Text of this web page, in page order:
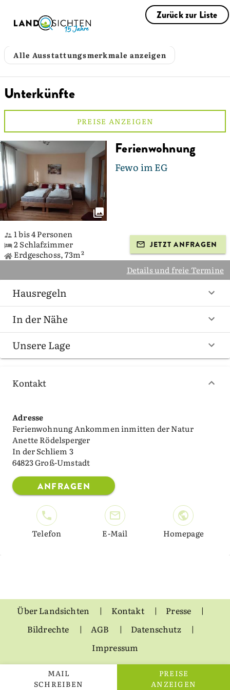
Zurück zur Liste
MAIL
SCHREIBEN
PREISE
ANZEIGEN
Alle Ausstattungsmerkmale anzeigen
Unterkünfte
PREISE ANZEIGEN
Ferienwohnung
Fewo im EG
1 bis 4 Personen
2 Schlafzimmer
Erdgeschoss, 73m²
JETZT ANFRAGEN
Details und freie Termine
Hausregeln
In der Nähe
Unsere Lage
Kontakt
Adresse
Ferienwohnung Ankommen inmitten der Natur
Anette Rödelsperger
In der Schliem 3
64823 Groß-Umstadt
ANFRAGEN
Telefon E-Mail Homepage
Über Landsichten Kontakt
Presse
Bildrechte
AGB
Datenschutz
Impressum